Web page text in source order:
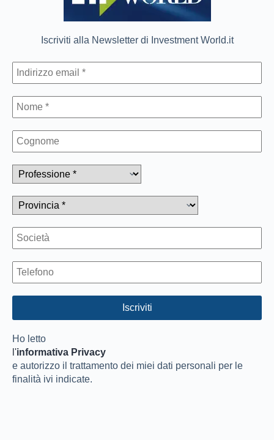
Iscriviti alla Newsletter di Investment World.it
Ho letto
l'informativa Privacy
e autorizzo il trattamento dei miei dati personali per le
finalità ivi indicate.